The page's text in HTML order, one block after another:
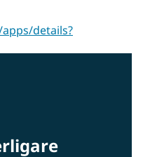
details?